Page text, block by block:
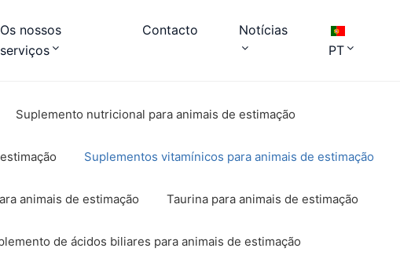
Os nossos
serviços
Contacto
Notícias
PT
Suplemento nutricional para animais de estimação
Suplementos vitamínicos para animais de estimação
animais de estimação Taurina para animais de estimação
de ácidos biliares para animais de estimação